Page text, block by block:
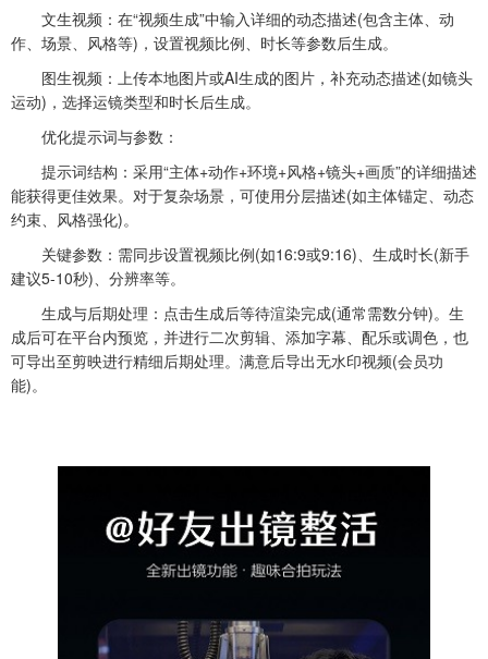
‌文生视频‌：在“视频生成”中输入详细的动态描述(包含主体、动
作、场景、风格等)，设置视频比例、时长等参数后生成。
‌图生视频‌：上传本地图片或AI生成的图片，补充动态描述(如镜头
运动)，选择运镜类型和时长后生成。
‌优化提示词与参数‌：
‌提示词结构‌：采用“主体+动作+环境+风格+镜头+画质”的详细描述
能获得更佳效果。对于复杂场景，可使用分层描述(如主体锚定、动态
约束、风格强化)。
‌关键参数‌：需同步设置视频比例(如16:9或9:16)、生成时长(新手
建议5-10秒)、分辨率等。‌‌‌
‌生成与后期处理‌：点击生成后等待渲染完成(通常需数分钟)。生
成后可在平台内预览，并进行二次剪辑、添加字幕、配乐或调色，也
可导出至剪映进行精细后期处理。满意后导出无水印视频(会员功
能)。‌‌‌